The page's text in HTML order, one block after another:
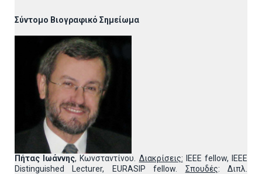
Σύντομο Βιογραφικό Σημείωμα
Πήτας Ιωάννης, Κωνσταντίνου. Διακρίσεις: IEEE fellow, IEEE
Distinguished Lecturer, EURASIP fellow. Σπουδές: Διπλ.